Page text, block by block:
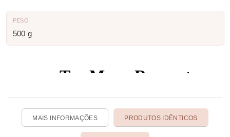
PESO
500 g
MAIS INFORMAÇÕES PRODUTOS IDÊNTICOS